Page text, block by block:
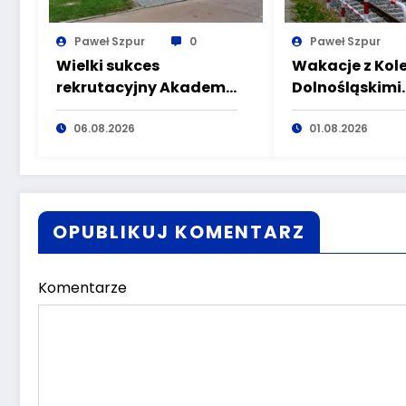
Paweł Szpur 0
Wielki sukces
rekrutacyjny Akademii
Nauk Stosowanych
Angelusa Silesiusa!
ale Ty wciąż masz
szansę – weź udział w II
turze naboru!
06.08.2026
Paweł Szpur
Wakacje z
Dolnośląskimi.
tylko komfort,
atrakcyjne
01.08.2026
OPUBLIKUJ KOMENTARZ
Komentarze